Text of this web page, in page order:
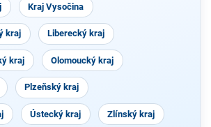
Kraj Vysočina
kraj Liberecký kraj
kraj Olomoucký kraj
Plzeňský kraj
Ústecký kraj Zlínský kraj